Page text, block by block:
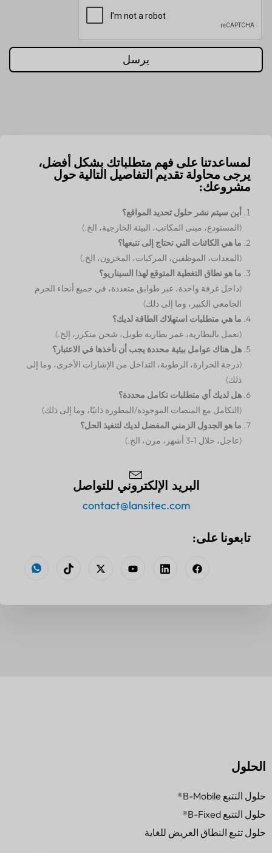
يرسل
لمساعدتنا على فهم متطلباتك بشكل أفضل،
يرجى محاولة تقديم التفاصيل التالية حول
مشروعك:
أين سيتم نشر حلول تحديد المواقع؟
(المستودع، مبنى المكاتب، البيئة الخارجية، الخ.)
ما هي الكائنات التي تحتاج إلى تتبعها؟
(المعدات، الموظفين، المركبات، المخزون، الخ.)
ما هو نطاق التغطية المتوقع لهذا السيناريو؟
(داخل غرفة واحدة، عبر طوابق متعددة، في جميع أنحاء الحرم
الجامعي الكبير، وما إلى ذلك)
ما هي متطلبات استهلاك الطاقة لديك؟
(تعمل بالبطارية، عمر بطارية طويل، شحن متكرر، إلخ.)
هل هناك عوامل بيئية محددة يجب أن نأخذها في الاعتبار؟
(درجة الحرارة، الرطوبة، التداخل من الإشارات الأخرى، وما إلى
ذلك)
هل لديك أي متطلبات تكامل محددة؟
(التكامل مع المنصات الموجودة/المطورة ذاتيًا، وما إلى ذلك)
ما هو الجدول الزمني المفضل لديك لتنفيذ الحل؟
(عاجل، خلال 1-3 أشهر، مرن، الخ.)
البريد الإلكتروني للتواصل
contact@lansitec.com
تابعونا على:
الحلول
حلول التتبع B-Mobile®
حلول التتبع B-Fixed®
حلول تتبع النطاق العريض للغاية